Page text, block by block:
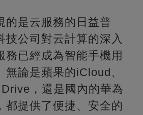
的是云服務的日益普
技公司對云計算的深入
務已經成為智能手機用
無論是蘋果的iCloud、
，還是國內的華為
都提供了便捷、安全的